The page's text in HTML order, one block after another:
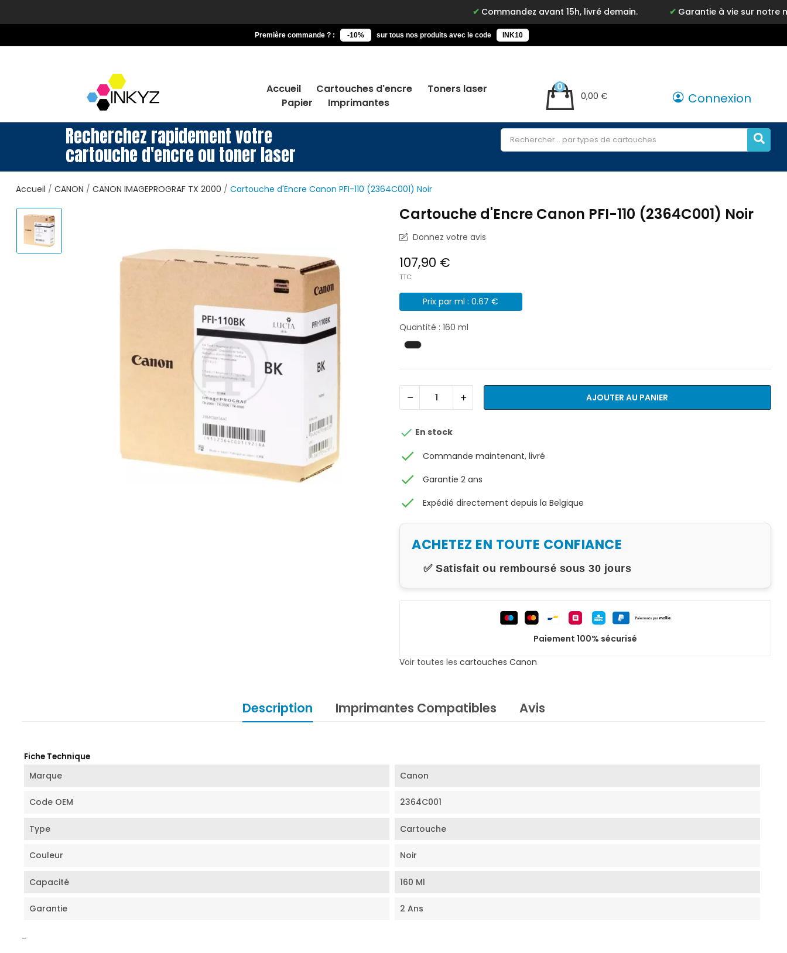
Commandez avant 15h, livré demain. Garantie à vie sur notre marque Inkyz
Première commande ? : -10% sur tous nos produits avec le code INK10
Accueil Cartouches d'encre
Toners laser
Papier
Imprimantes
0,00 €
0
Connexion
Recherchez rapidement votre
cartouche d'encre ou toner laser
Accueil CANON CANON IMAGEPROGRAF TX 2000 Cartouche d'Encre Canon PFI-110 (2364C001) Noir
Cartouche d'Encre Canon PFI-110 (2364C001) Noir
Donnez votre avis
107,90 €
TTC
Prix par ml : 0.67 €
Quantité : 160 ml
AJOUTER AU PANIER
 En stock
check Commande maintenant, livré
check Garantie 2 ans
check Expédié directement depuis la Belgique
ACHETEZ EN TOUTE CONFIANCE
✅ Satisfait ou remboursé sous 30 jours
Paiement 100% sécurisé
Voir toutes les cartouches Canon
Description Imprimantes Compatibles Avis
Fiche Technique
Marque Canon
Code OEM 2364C001
Type Cartouche
Couleur Noir
Capacité 160 Ml
Garantie 2 Ans
-